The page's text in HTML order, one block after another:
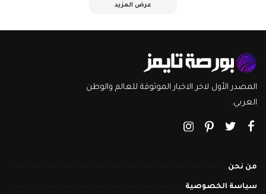
عرض المزيد
المصدر الأول لاخر الاخبار الموثوقة للعالم والوطن
العربي.
من نحن
سياسة الخصوصية